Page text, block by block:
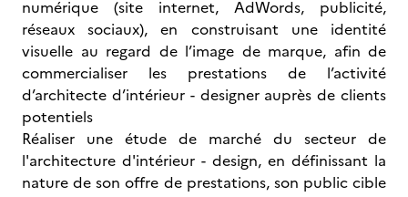
numérique (site internet, AdWords, publicité,
réseaux sociaux), en construisant une identité
visuelle au regard de l’image de marque, afin de
commercialiser les prestations de l’activité
d’architecte d’intérieur - designer auprès de clients
potentiels
Réaliser une étude de marché du secteur de
l'architecture d'intérieur - design, en définissant la
nature de son offre de prestations, son public cible